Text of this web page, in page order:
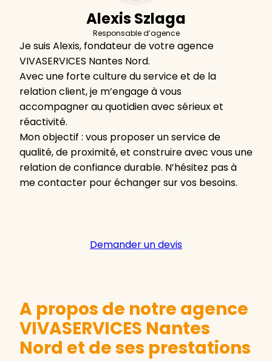
Alexis Szlaga
Responsable d’agence
Je suis Alexis, fondateur de votre agence
VIVASERVICES Nantes Nord.
Avec une forte culture du service et de la
relation client, je m’engage à vous
accompagner au quotidien avec sérieux et
réactivité.
Mon objectif : vous proposer un service de
qualité, de proximité, et construire avec vous une
relation de confiance durable. N’hésitez pas à
me contacter pour échanger sur vos besoins.
Demander un devis
A propos de notre agence
VIVASERVICES Nantes
Nord et de ses prestations